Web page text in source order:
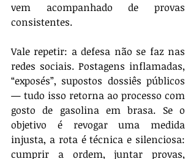
vem acompanhado de provas
consistentes.
Vale repetir: a defesa não se faz nas
redes sociais. Postagens inflamadas,
“exposés”, supostos dossiês públicos
— tudo isso retorna ao processo com
gosto de gasolina em brasa. Se o
objetivo é revogar uma medida
injusta, a rota é técnica e silenciosa:
cumprir a ordem, juntar provas,